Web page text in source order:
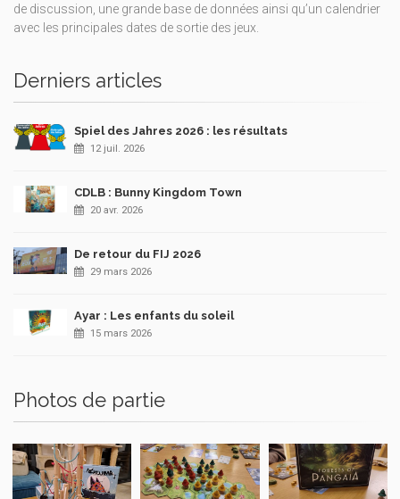
de discussion, une grande base de données ainsi qu’un calendrier
avec les principales dates de sortie des jeux.
Derniers articles
Spiel des Jahres 2026 : les résultats
12 juil. 2026
CDLB : Bunny Kingdom Town
20 avr. 2026
De retour du FIJ 2026
29 mars 2026
Ayar : Les enfants du soleil
15 mars 2026
Photos de partie